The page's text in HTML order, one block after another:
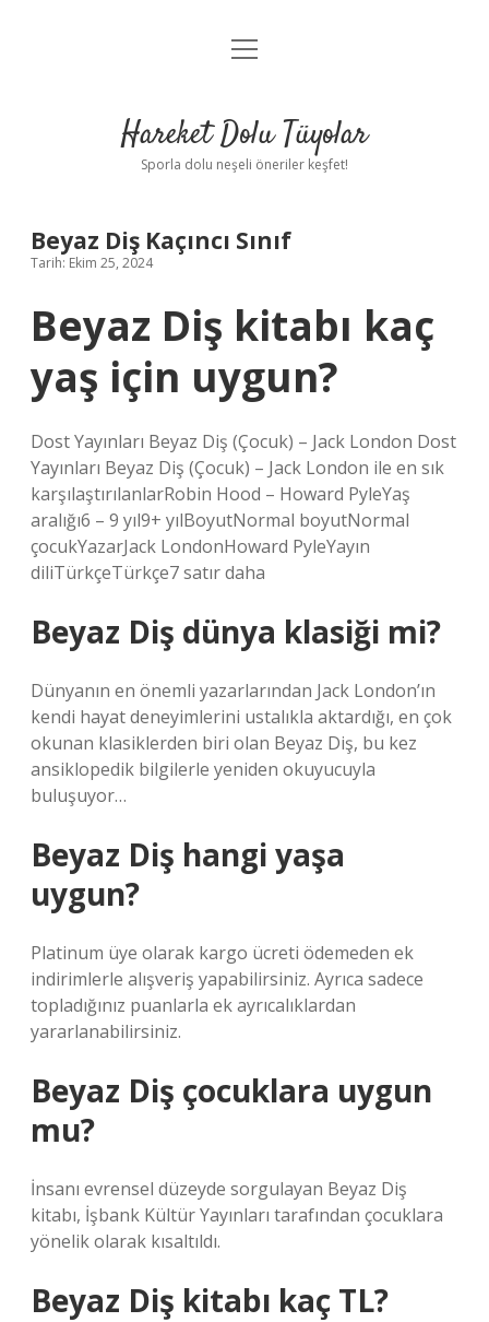
Anasayfa
Yasal Uyarı
menüyü
Hareket Dolu Tüyolar
Sporla dolu neşeli öneriler keşfet!
Beyaz Diş Kaçıncı Sınıf
Tarih: Ekim 25, 2024
Beyaz Diş kitabı kaç
yaş için uygun?
Dost Yayınları Beyaz Diş (Çocuk) – Jack London Dost
Yayınları Beyaz Diş (Çocuk) – Jack London ile en sık
karşılaştırılanlarRobin Hood – Howard PyleYaş
aralığı6 – 9 yıl9+ yılBoyutNormal boyutNormal
çocukYazarJack LondonHoward PyleYayın
diliTürkçeTürkçe7 satır daha
Beyaz Diş dünya klasiği mi?
Dünyanın en önemli yazarlarından Jack London’ın
kendi hayat deneyimlerini ustalıkla aktardığı, en çok
okunan klasiklerden biri olan Beyaz Diş, bu kez
ansiklopedik bilgilerle yeniden okuyucuyla
buluşuyor…
Beyaz Diş hangi yaşa
uygun?
Platinum üye olarak kargo ücreti ödemeden ek
indirimlerle alışveriş yapabilirsiniz. Ayrıca sadece
topladığınız puanlarla ek ayrıcalıklardan
yararlanabilirsiniz.
Beyaz Diş çocuklara uygun
mu?
İnsanı evrensel düzeyde sorgulayan Beyaz Diş
kitabı, İşbank Kültür Yayınları tarafından çocuklara
yönelik olarak kısaltıldı.
Beyaz Diş kitabı kaç TL?